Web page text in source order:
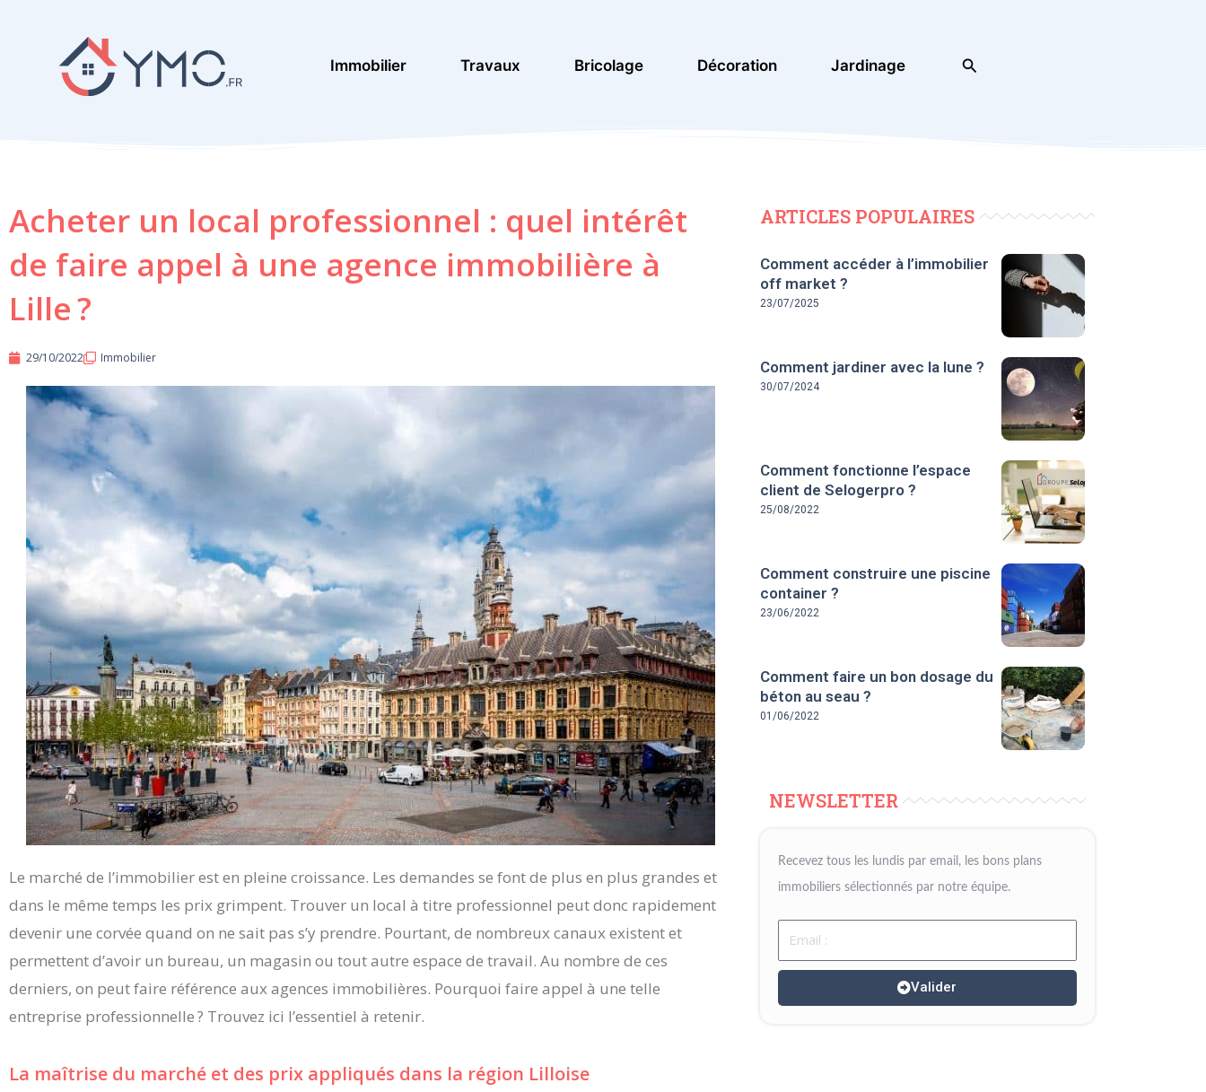
Immobilier Travaux Bricolage Décoration Jardinage Rechercher
Acheter un local professionnel : quel intérêt
de faire appel à une agence immobilière à
Lille ?
29/10/2022 Immobilier
Le marché de l’immobilier est en pleine croissance. Les demandes se font de plus en plus grandes et
dans le même temps les prix grimpent. Trouver un local à titre professionnel peut donc rapidement
devenir une corvée quand on ne sait pas s’y prendre. Pourtant, de nombreux canaux existent et
permettent d’avoir un bureau, un magasin ou tout autre espace de travail. Au nombre de ces
derniers, on peut faire référence aux agences immobilières. Pourquoi faire appel à une telle
entreprise professionnelle ? Trouvez ici l’essentiel à retenir.
La maîtrise du marché et des prix appliqués dans la région Lilloise
ARTICLES POPULAIRES
Comment accéder à l’immobilier
off market ?
23/07/2025
Comment jardiner avec la lune ?
30/07/2024
Comment fonctionne l’espace
client de Selogerpro ?
25/08/2022
Comment construire une piscine
container ?
23/06/2022
Comment faire un bon dosage du
béton au seau ?
01/06/2022
NEWSLETTER
Recevez tous les lundis par email, les bons plans
immobiliers sélectionnés par notre équipe.
Email
Valider